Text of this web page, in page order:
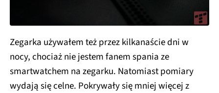
Zegarka używałem też przez kilkanaście dni w
nocy, chociaż nie jestem fanem spania ze
smartwatchem na zegarku. Natomiast pomiary
wydają się celne. Pokrywały się mniej więcej z